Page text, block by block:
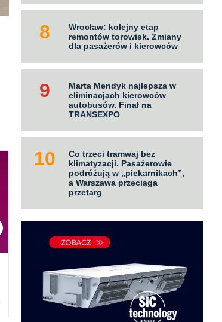
LOT zapłaci za paliwo
znacznie więcej. W 2026 roku
koszt sięgnie 3,6 mld zł
KONTRAKTY za darmo 13.07.2026
Wrocław: kolejny etap
remontów torowisk. Zmiany
dla pasażerów i kierowców
Marta Mendyk najlepsza w
eliminacjach kierowców
autobusów. Finał na
TRANSEXPO
Co trzeci tramwaj bez
klimatyzacji. Pasażerowie
podróżują w „piekarnikach”,
a Warszawa przeciąga
przetarg